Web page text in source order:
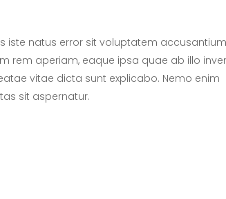
iste natus error sit voluptatem accusantium
rem aperiam, eaque ipsa quae ab illo
vitae dicta sunt explicabo. Nemo enim
sit aspernatur.